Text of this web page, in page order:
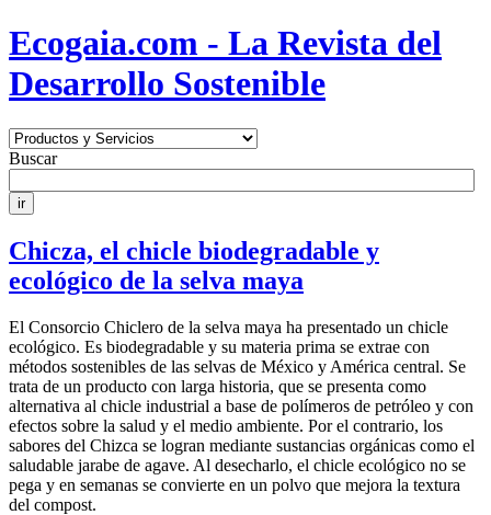
Ecogaia.com - La Revista del
Desarrollo Sostenible
Buscar
Chicza, el chicle biodegradable y
ecológico de la selva maya
El Consorcio Chiclero de la selva maya ha presentado un chicle
ecológico. Es biodegradable y su materia prima se extrae con
métodos sostenibles de las selvas de México y América central. Se
trata de un producto con larga historia, que se presenta como
alternativa al chicle industrial a base de polímeros de petróleo y con
efectos sobre la salud y el medio ambiente. Por el contrario, los
sabores del Chizca se logran mediante sustancias orgánicas como el
saludable jarabe de agave. Al desecharlo, el chicle ecológico no se
pega y en semanas se convierte en un polvo que mejora la textura
del compost.